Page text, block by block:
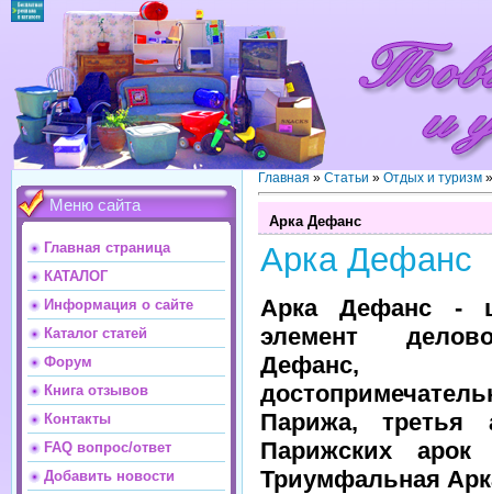
Меню сайта
Главная страница
КАТАЛОГ
Информация о сайте
Каталог статей
Форум
Книга отзывов
Контакты
FAQ вопрос/ответ
Добавить новости
Главная » Статьи » Отдых и туризм
Арка Дефанс
Арка Дефанс
Арка Дефанс -
элемент
Дефанс,
Парижа, третья
Парижских арок
Триумфальная